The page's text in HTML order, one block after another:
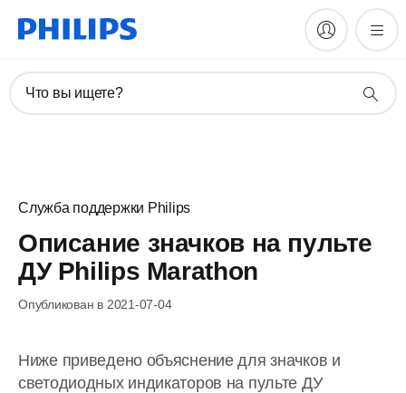
Что вы ищете?
Служба поддержки Philips
Описание значков на пульте
ДУ Philips Marathon
Опубликован в 2021-07-04
Ниже приведено объяснение для значков и
светодиодных индикаторов на пульте ДУ